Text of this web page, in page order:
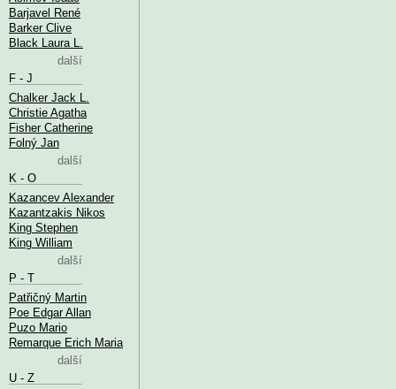
Barjavel René
Barker Clive
Black Laura L.
další
F - J
Chalker Jack L.
Christie Agatha
Fisher Catherine
Folný Jan
další
K - O
Kazancev Alexander
Kazantzakis Nikos
King Stephen
King William
další
P - T
Patřičný Martin
Poe Edgar Allan
Puzo Mario
Remarque Erich Maria
další
U - Z